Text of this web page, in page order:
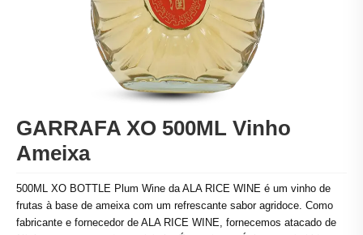
GARRAFA XO 500ML Vinho
Ameixa
500ML XO BOTTLE Plum Wine da ALA RICE WINE é um vinho de
frutas à base de ameixa com um refrescante sabor agridoce. Como
fabricante e fornecedor de ALA RICE WINE, fornecemos atacado de